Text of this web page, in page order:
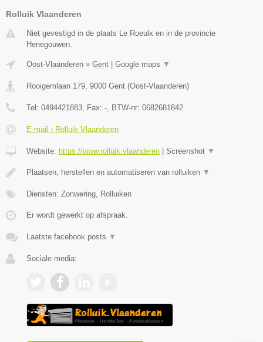
Rolluik Vlaanderen
Niet gevestigd in de plaats Le Roeulx en in de provincie
Henegouwen.
Oost-Vlaanderen » Gent Google maps ▼
Rooigemlaan 179, 9000 Gent (Oost-Vlaanderen)
Tel: 0494421883, Fax: -, BTW-nr: 0682681842
E-mail › Rolluik Vlaanderen
Website: https://www.rolluik.vlaanderen Screenshot ▼
Plaatsen, herstellen en automatiseren van rolluiken ▼
Diensten: Zonwering, Rolluiken
Er wordt gewerkt op afspraak.
Laatste facebook posts ▼
Sociale media: